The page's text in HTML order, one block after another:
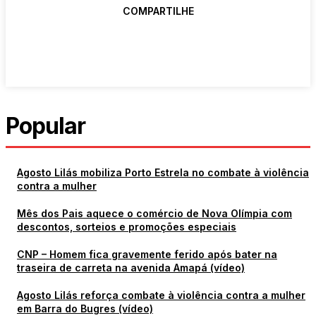
COMPARTILHE
Popular
Agosto Lilás mobiliza Porto Estrela no combate à violência
contra a mulher
Mês dos Pais aquece o comércio de Nova Olímpia com
descontos, sorteios e promoções especiais
CNP – Homem fica gravemente ferido após bater na
traseira de carreta na avenida Amapá (vídeo)
Agosto Lilás reforça combate à violência contra a mulher
em Barra do Bugres (vídeo)